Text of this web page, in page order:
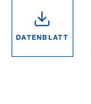
DATEN­BLATT